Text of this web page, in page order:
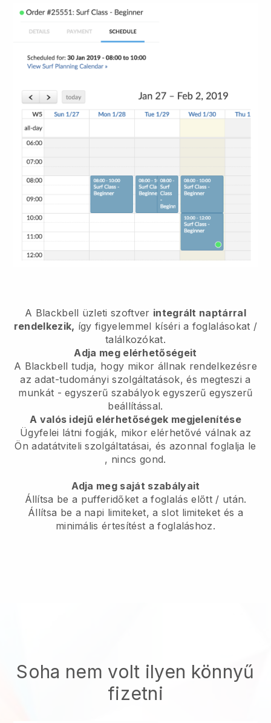
A Blackbell üzleti szoftver integrált naptárral
rendelkezik, így figyelemmel kíséri a foglalásokat /
találkozókat.
Adja meg elérhetőségeit
A Blackbell tudja, hogy mikor állnak rendelkezésre
az adat-tudományi szolgáltatások, és megteszi a
munkát - egyszerű szabályok egyszerű egyszerű
beállítással.
A valós idejű elérhetőségek megjelenítése
Ügyfelei látni fogják, mikor elérhetővé válnak az
Ön adatátviteli szolgáltatásai, és azonnal foglalja le
, nincs gond.
Adja meg saját szabályait
Állítsa be a pufferidőket a foglalás előtt / után.
Állítsa be a napi limiteket, a slot limiteket és a
minimális értesítést a foglaláshoz.
Soha nem volt ilyen könnyű
fizetni